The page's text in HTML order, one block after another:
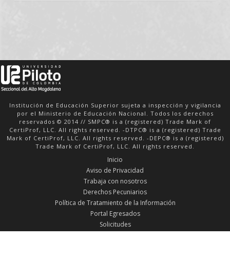
Institución de Educación Superior sujeta a inspección y vigilancia
por el Ministerio de Educación Nacional. Todos los derechos
reservados © 2014 // SMPC® is a (registered) Trade Mark of
CertiProf, LLC. All rights reserved. -DTPC® is a (registered) Trade
Mark of CertiProf, LLC. All rights reserved. -DEPC® is a (registered)
Trade Mark of CertiProf, LLC. All rights reserved.
Inicio
Aviso de Privacidad
Trabaja con nosotros
Derechos Pecuniarios
Política de Tratamiento de la Información
Portal Egresados
Solicitudes